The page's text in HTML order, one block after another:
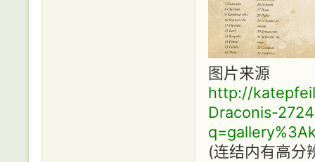
图片来源
http://
Draconis-
(连结内有高